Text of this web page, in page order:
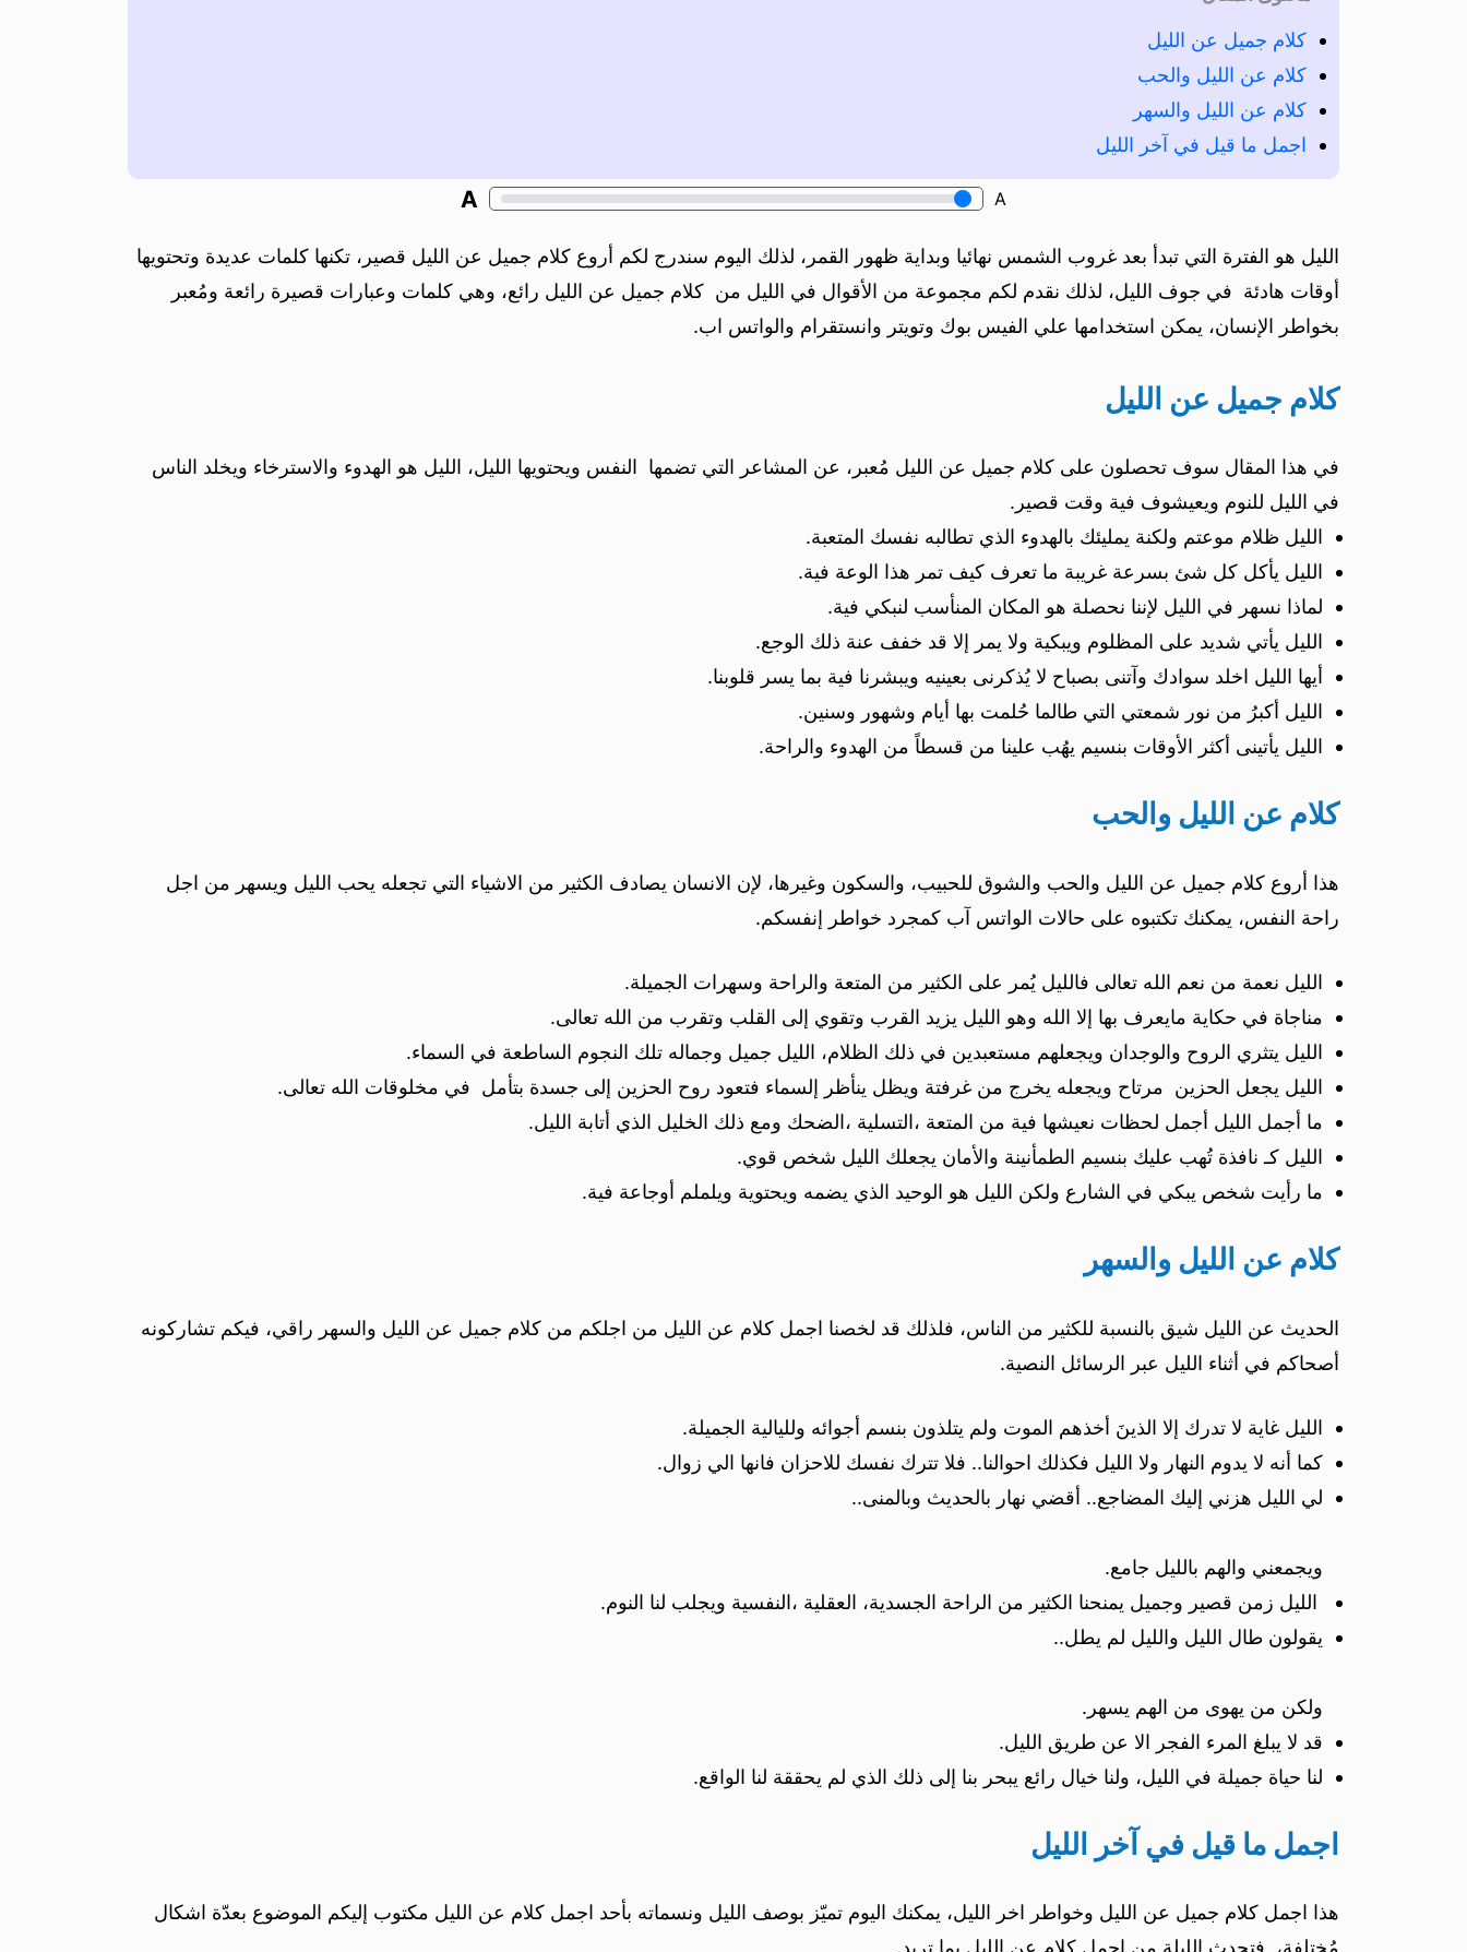
كلام جميل عن الليل
كلام عن الليل والحب
كلام عن الليل والسهر
اجمل ما قيل في آخر الليل
A
A
الليل هو الفترة التي تبدأ بعد غروب الشمس نهائيا وبداية ظهور القمر، لذلك اليوم سندرج لكم أروع كلام جميل عن الليل قصير، تكنها كلمات عديدة وتحتويها
أوقات هادئة في جوف الليل، لذلك نقدم لكم مجموعة من الأقوال في الليل من كلام جميل عن الليل رائع، وهي كلمات وعبارات قصيرة رائعة ومُعبر
بخواطر الإنسان، يمكن استخدامها علي الفيس بوك وتويتر وانستقرام والواتس اب.
كلام جميل عن الليل
في هذا المقال سوف تحصلون على كلام جميل عن الليل مُعبر، عن المشاعر التي تضمها النفس ويحتويها الليل، الليل هو الهدوء والاسترخاء ويخلد الناس
في الليل للنوم ويعيشوف فية وقت قصير.
الليل ظلام موعتم ولكنة يمليئك بالهدوء الذي تطالبه نفسك المتعبة.
الليل يأكل كل شئ بسرعة غريبة ما تعرف كيف تمر هذا الوعة فية.
لماذا نسهر في الليل لإننا نحصلة هو المكان المنأسب لنبكي فية.
الليل يأتي شديد على المظلوم ويبكية ولا يمر إلا قد خفف عنة ذلك الوجع.
أيها الليل اخلد سوادك وآتنى بصباح لا يُذكرنى بعينيه ويبشرنا فية بما يسر قلوبنا.
الليل أكبرُ من نور شمعتي التي طالما حُلمت بها أيام وشهور وسنين.
الليل يأتينى أكثر الأوقات بنسيم يهُب علينا من قسطاً من الهدوء والراحة.
كلام عن الليل والحب
هذا أروع كلام جميل عن الليل والحب والشوق للحبيب، والسكون وغيرها، لإن الانسان يصادف الكثير من الاشياء التي تجعله يحب الليل ويسهر من اجل
راحة النفس، يمكنك تكتبوه على حالات الواتس آب كمجرد خواطر إنفسكم.
الليل نعمة من نعم الله تعالى فالليل يُمر على الكثير من المتعة والراحة وسهرات الجميلة.
مناجاة في حكاية مايعرف بها إلا الله وهو الليل يزيد القرب وتقوي إلى القلب وتقرب من الله تعالى.
الليل يتثري الروح والوجدان ويجعلهم مستعبدين في ذلك الظلام، الليل جميل وجماله تلك النجوم الساطعة في السماء.
الليل يجعل الحزين مرتاح ويجعله يخرج من غرفتة ويظل ينأظر إلسماء فتعود روح الحزين إلى جسدة بتأمل في مخلوقات الله تعالى.
ما أجمل الليل أجمل لحظات نعيشها فية من المتعة ،التسلية ،الضحك ومع ذلك الخليل الذي أتابة الليل.
الليل كـ نافذة تُهب عليك بنسيم الطمأنينة والأمان يجعلك الليل شخص قوي.
ما رأيت شخص يبكي في الشارع ولكن الليل هو الوحيد الذي يضمه ويحتوية ويلملم أوجاعة فية.
كلام عن الليل والسهر
الحديث عن الليل شيق بالنسبة للكثير من الناس، فلذلك قد لخصنا اجمل كلام عن الليل من اجلكم من كلام جميل عن الليل والسهر راقي، فيكم تشاركونه
أصحاكم في أثناء الليل عبر الرسائل النصية.
الليل غاية لا تدرك إلا الذينَ أخذهم الموت ولم يتلذون بنسم أجوائه ولليالية الجميلة.
كما أنه لا يدوم النهار ولا الليل فكذلك احوالنا.. فلا تترك نفسك للاحزان فانها الي زوال.
لي الليل هزني إليك المضاجع.. أقضي نهار بالحديث وبالمنى..
ويجمعني والهم بالليل جامع.
الليل زمن قصير وجميل يمنحنا الكثير من الراحة الجسدية، العقلية ،النفسية ويجلب لنا النوم.
يقولون طال الليل والليل لم يطل..
ولكن من يهوى من الهم يسهر.
قد لا يبلغ المرء الفجر الا عن طريق الليل.
لنا حياة جميلة في الليل، ولنا خيال رائع يبحر بنا إلى ذلك الذي لم يحققة لنا الواقع.
اجمل ما قيل في آخر الليل
هذا اجمل كلام جميل عن الليل وخواطر اخر الليل، يمكنك اليوم تميّز بوصف الليل ونسماته بأحد اجمل كلام عن الليل مكتوب إليكم الموضوع بعدّة اشكال